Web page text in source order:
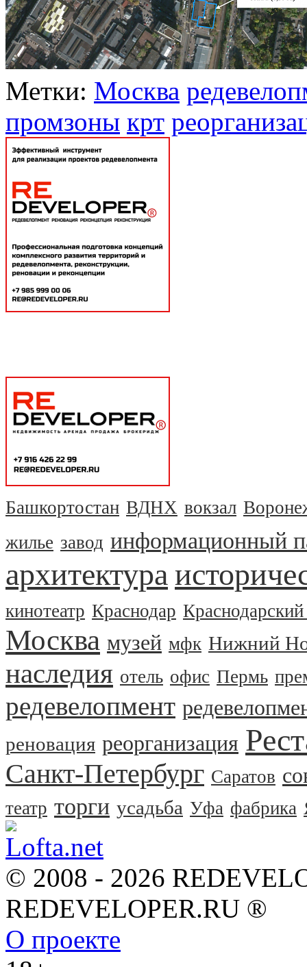
Метки: Москва
промзоны крт
Башкортостан ВДНХ вокзал
жилье завод информационный
архитектура
кинотеатр Краснодар
Москва музей мфк Нижний
наследия отель офис Пермь
редевелопмент
реновация реорганизация
Санкт-Петербург Саратов
театр торги усадьба Уфа фабрика
© 2008 - 2026
REDEVELOPER.RU ®
О проекте